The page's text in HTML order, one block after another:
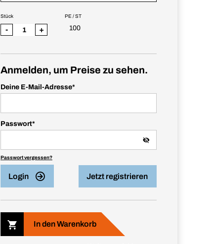
PE / ST
100
Stück
- +
Anmelden, um Preise zu sehen.
Deine E-Mail-Adresse*
Passwort*
Passwort vergessen?
Login Jetzt registrieren
In den Warenkorb